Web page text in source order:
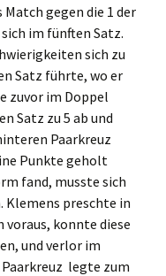
gegen die 1 der
im fünften Satz.
sich zu
Satz führte, wo er
zuvor im Doppel
Satz zu 5 ab und
Paarkreuz
Punkte geholt
fand, musste sich
Klemens preschte in
konnte diese
und verlor im
legte zum